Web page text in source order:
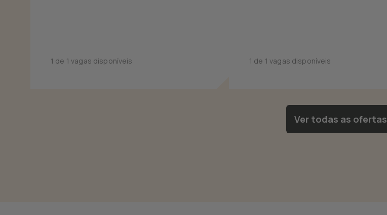
1 de 1 vagas disponíveis 1 de 1 vagas disponíveis
Ver todas as ofertas